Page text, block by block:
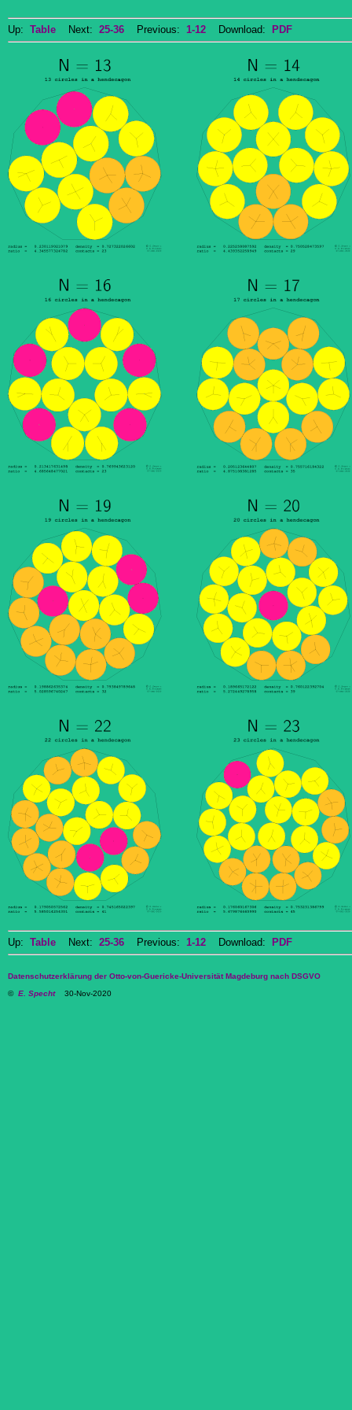
Up: Table Next: 25-36 Previous: 1-12 Download: PDF
Up: Table Next: 25-36 Previous: 1-12 Download: PDF
Datenschutzerklärung der Otto-von-Guericke-Universität Magdeburg nach DSGVO
© E. Specht30-Nov-2020